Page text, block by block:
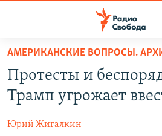
упрощенного
доступа
Вернуться
основному
ПОДКАСТЫ
АВТОРСКИЕ ПРОЕКТЫ
ЦИТАТЫ СВОБОДЫ
АМЕРИКАНСКИЕ ВОПРОСЫ.
Протесты и
Трамп угрожает
Юрий Жигалкин